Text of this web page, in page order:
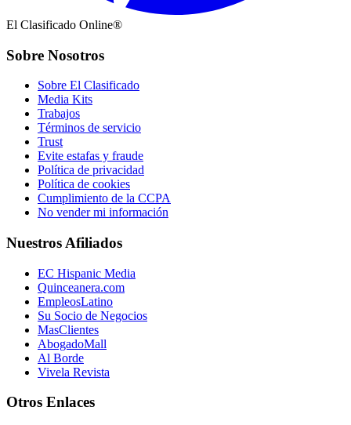
El Clasificado Online®
Sobre Nosotros
Sobre El Clasificado
Media Kits
Trabajos
Términos de servicio
Trust
Evite estafas y fraude
Política de privacidad
Política de cookies
Cumplimiento de la CCPA
No vender mi información
Nuestros Afiliados
EC Hispanic Media
Quinceanera.com
EmpleosLatino
Su Socio de Negocios
MasClientes
AbogadoMall
Al Borde
Vivela Revista
Otros Enlaces